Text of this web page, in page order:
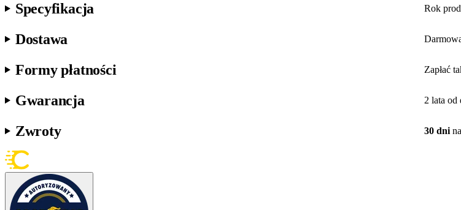
Specyfikacja Rok
Dostawa
Formy płatności Zapłać
Gwarancja 2 lata od
Zwroty 30 dni